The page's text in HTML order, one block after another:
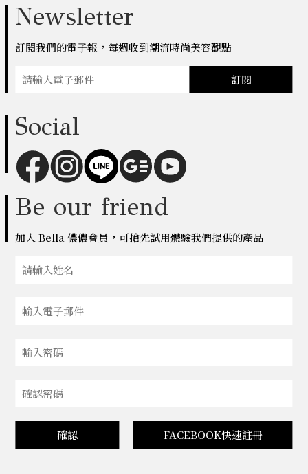
Newsletter
訂閱我們的電子報，每週收到潮流時尚美容觀點
訂閱
Social
Be our friend
加入 Bella 儂儂會員，可搶先試用體驗我們提供的產品
確認 FACEBOOK快速註冊